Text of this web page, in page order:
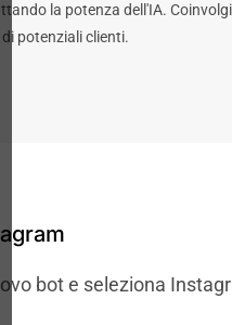
la potenza dell'IA.
potenziali clienti.
bot e seleziona